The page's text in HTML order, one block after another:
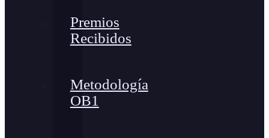
Premios
Recibidos
Metodología
OB1